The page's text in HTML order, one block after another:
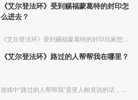
《艾尔登法环》受到赐福蒙葛特的封印怎
么进去？
《艾尔登法环》路过的人帮帮我在哪里？